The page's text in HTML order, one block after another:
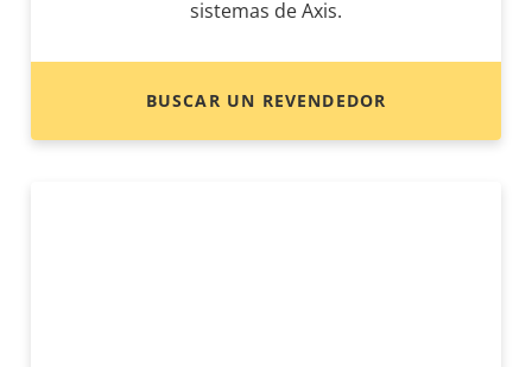
sistemas de Axis.
BUSCAR UN REVENDEDOR